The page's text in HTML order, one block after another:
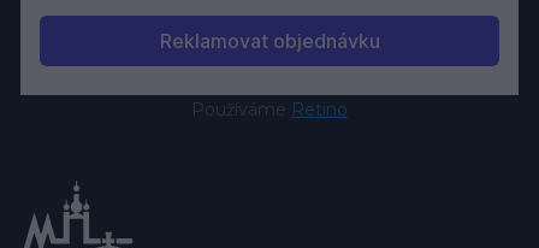
Používáme Retino